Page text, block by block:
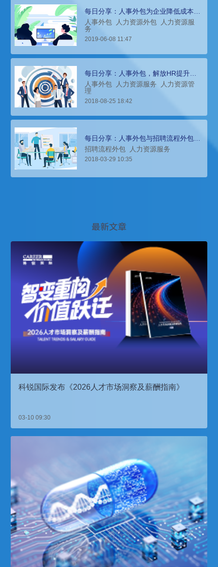
每日分享：人事外包为企业降低成本、
提高效益的最佳选择
人事外包 人力资源外包
人力资源服
务
2019-06-08 11:47
每日分享：人事外包，解放HR提升效
率的新选择
人事外包 人力资源服务
人力资源管
理
2018-08-25 18:42
每日分享：人事外包与招聘流程外包有
何差异？适合哪些企业？
招聘流程外包 人力资源服务
2018-03-29 10:35
最新文章
科锐国际发布《2026人才市场洞察及薪酬指南》
03-10 09:30